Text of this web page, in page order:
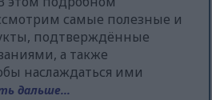
самые полезные и
подтверждённые
а также
наслаждаться ими
дальше...